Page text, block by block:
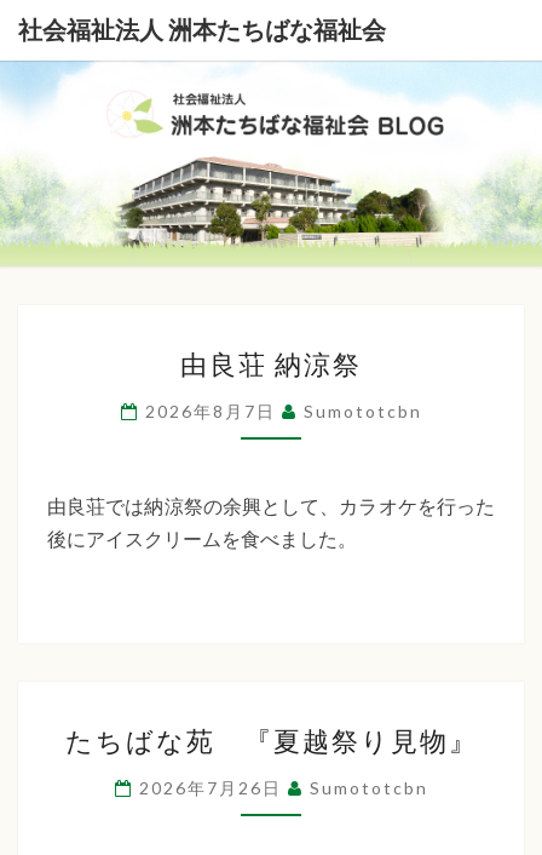
社会福祉法人 洲本たちばな福祉会
社
会
福
法
人
本
た
福
祉
会
良
荘
納
祭
由良荘 納涼祭
2026年8月7日 Sumototcbn
由良荘では納涼祭の余興として、カラオケを行った
後にアイスクリームを食べました。
ち
ば
な
たちばな苑 『夏越祭り見物』
2026年7月26日 Sumototcbn